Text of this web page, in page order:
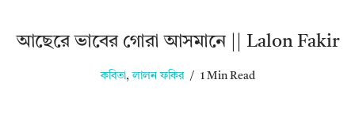
আছেরে ভাবের গোরা আসমানে || Lalon Fakir
কবিতা, লালন ফকির 1 Min Read